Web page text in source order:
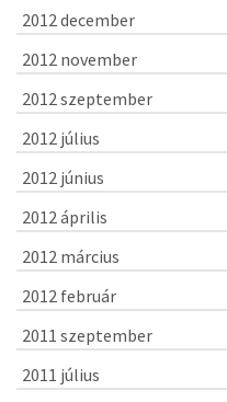
2012 december
2012 november
2012 szeptember
2012 július
2012 június
2012 április
2012 március
2012 február
2011 szeptember
2011 július